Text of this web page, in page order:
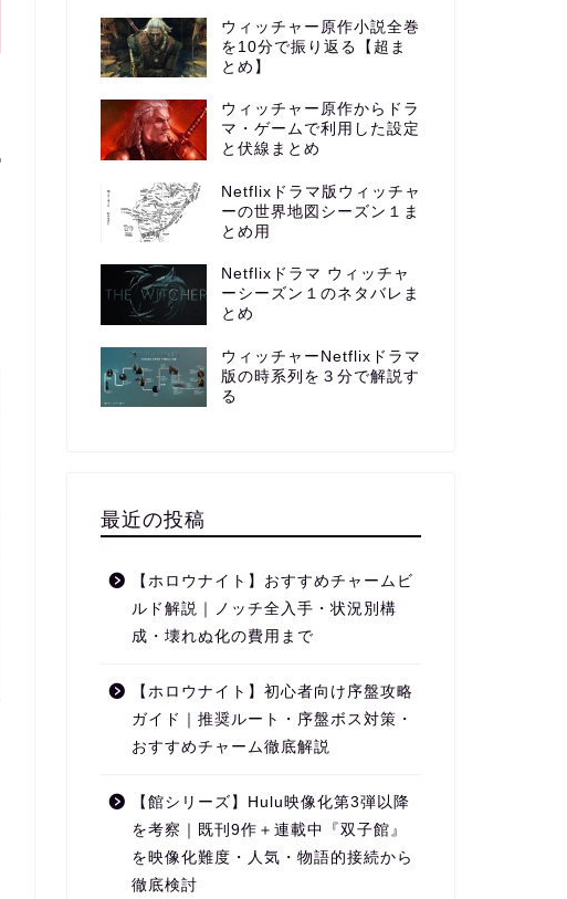
ウィッチャー原作小説全巻
を10分で振り返る【超ま
とめ】
ウィッチャー原作からドラ
マ・ゲームで利用した設定
と伏線まとめ
Netflixドラマ版ウィッチャ
ーの世界地図シーズン１ま
とめ用
Netflixドラマ ウィッチャ
ーシーズン１のネタバレま
とめ
ウィッチャーNetflixドラマ
版の時系列を３分で解説す
る
最近の投稿
【ホロウナイト】おすすめチャームビ
ルド解説｜ノッチ全入手・状況別構
成・壊れぬ化の費用まで
【ホロウナイト】初心者向け序盤攻略
ガイド｜推奨ルート・序盤ボス対策・
おすすめチャーム徹底解説
【館シリーズ】Hulu映像化第3弾以降
を考察｜既刊9作＋連載中『双子館』
を映像化難度・人気・物語的接続から
徹底検討